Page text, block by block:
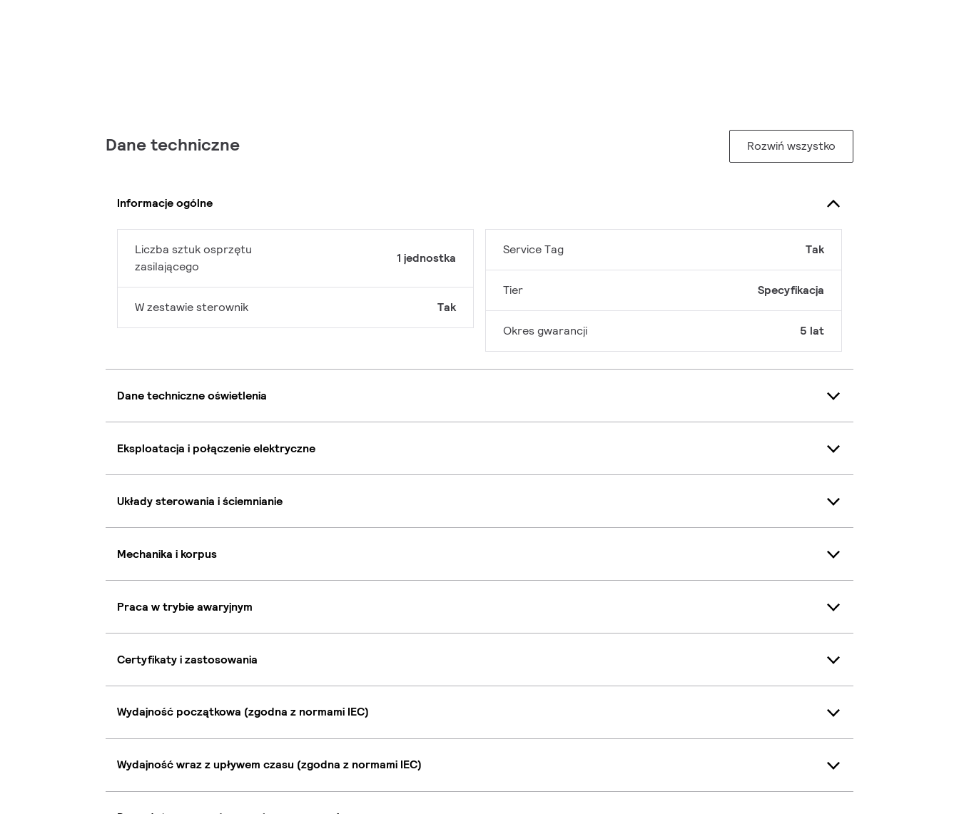
Dane techniczne Rozwiń wszystko
Informacje ogólne
Liczba sztuk osprzętu
zasilającego
1 jednostka
W zestawie sterownik Tak
Service Tag Tak
Tier Specyfikacja
Okres gwarancji 5 lat
Dane techniczne oświetlenia
Eksploatacja i połączenie elektryczne
Układy sterowania i ściemnianie
Mechanika i korpus
Praca w trybie awaryjnym
Certyfikaty i zastosowania
Wydajność początkowa (zgodna z normami IEC)
Wydajność wraz z upływem czasu (zgodna z normami IEC)